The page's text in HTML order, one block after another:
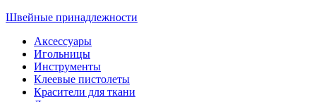
Швейные принадлежности
Аксессуары
Игольницы
Инструменты
Клеевые пистолеты
Красители для ткани